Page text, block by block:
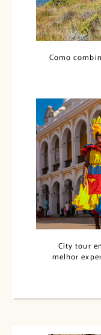
Como
City tour
melhor